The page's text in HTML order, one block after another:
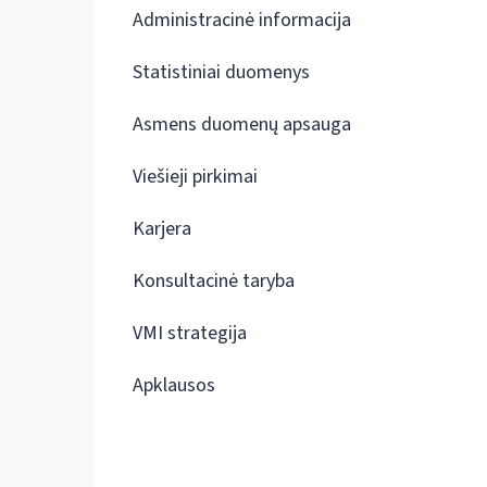
Administracinė informacija
Statistiniai duomenys
Asmens duomenų apsauga
Viešieji pirkimai
Karjera
Konsultacinė taryba
VMI strategija
Apklausos